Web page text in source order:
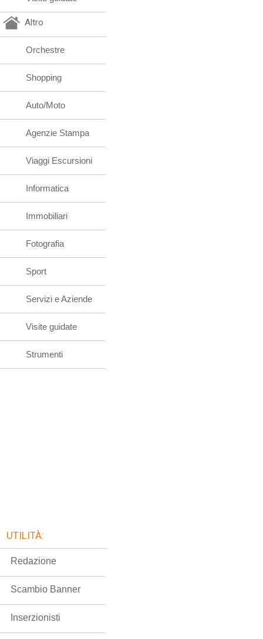
Altro
Orchestre
Shopping
Auto/Moto
Agenzie Stampa
Viaggi Escursioni
Informatica
Immobiliari
Fotografia
Sport
Servizi e Aziende
Visite guidate
Strumenti
UTILITÀ:
Redazione
Scambio Banner
Inserzionisti